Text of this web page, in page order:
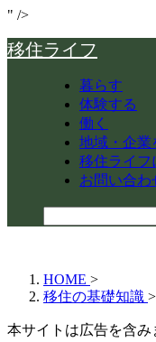
" />
移住ライフ
暮らす
体験する
働く
地域・企業
移住ライフ
お問い合わ
HOME >
移住の基礎知識 >
本サイトは広告を含み